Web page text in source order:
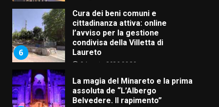
6
Cura dei beni comuni e
cittadinanza attiva: online
l’avviso per la gestione
condivisa della Villetta di
Laureto
6 Agosto 2026 06:20
La magia del Minareto e la prima
assoluta de “L’Albergo
Belvedere. Il rapimento”